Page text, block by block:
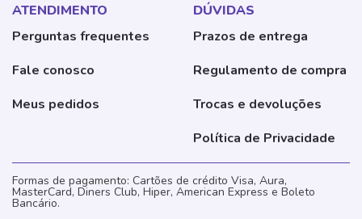
ATENDIMENTO
Perguntas frequentes
Fale conosco
Meus pedidos
DÚVIDAS
Prazos de entrega
Regulamento de compra
Trocas e devoluções
Política de Privacidade
Formas de pagamento: Cartões de crédito Visa, Aura,
MasterCard, Diners Club, Hiper, American Express e Boleto
Bancário.